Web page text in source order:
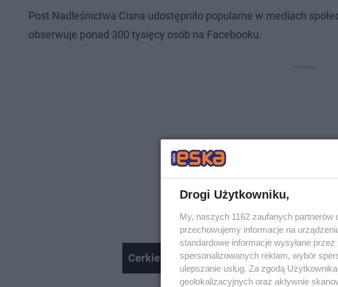
Post Nadleśnictwa Cisna udostępniło popularne w mediach
obserwuje ponad 300 tysięcy osób na Facebooku.
Cerkiew św. Paraskewy w Stefkowej.
Drogi Użytkowniku,
My, naszych 1162 zaufanych
przechowujemy informacje na
standardowe informacje wysyłane
spersonalizowanych reklam, wybór
ulepszanie usług. Za zgodą
geolokalizacyjnych oraz aktywnie